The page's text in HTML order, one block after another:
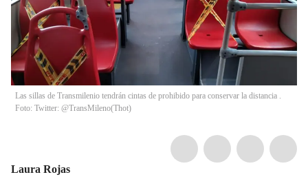
Las sillas de Transmilenio tendrán cintas de prohibido para conservar la distancia .
Foto: Twitter: @TransMileno(Thot)
Laura Rojas